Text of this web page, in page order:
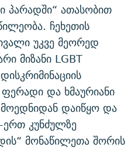
პარადში“ ათასობით
ჩეხეთის
უკვე მეორედ
მიზანი LGBT
და ხმაურიანი
დაიწყო და
კუნძულზე
მონაწილეთა შორის